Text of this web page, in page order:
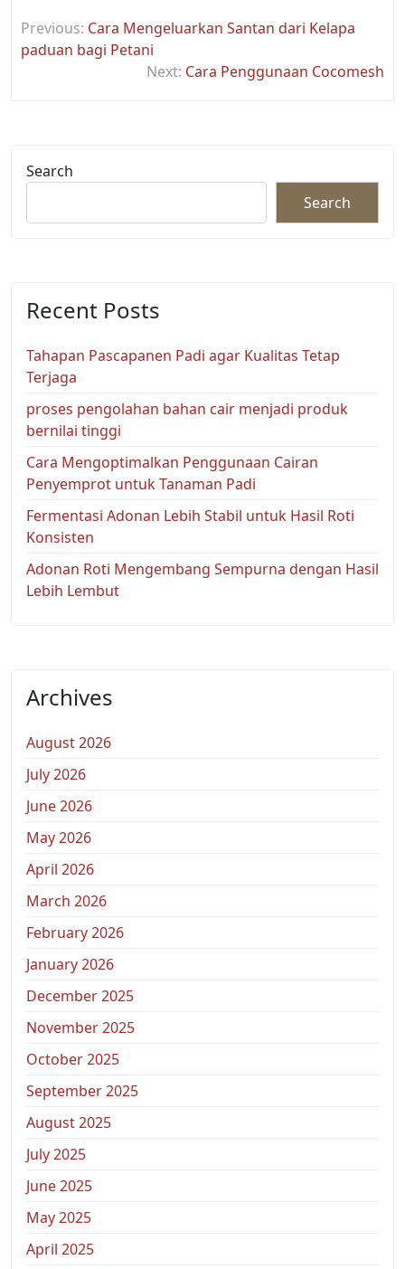
navigation
Previous: Cara Mengeluarkan Santan dari Kelapa
paduan bagi Petani
Next: Cara Penggunaan Cocomesh
Search
Search
Recent Posts
Tahapan Pascapanen Padi agar Kualitas Tetap
Terjaga
proses pengolahan bahan cair menjadi produk
bernilai tinggi
Cara Mengoptimalkan Penggunaan Cairan
Penyemprot untuk Tanaman Padi
Fermentasi Adonan Lebih Stabil untuk Hasil Roti
Konsisten
Adonan Roti Mengembang Sempurna dengan Hasil
Lebih Lembut
Archives
August 2026
July 2026
June 2026
May 2026
April 2026
March 2026
February 2026
January 2026
December 2025
November 2025
October 2025
September 2025
August 2025
July 2025
June 2025
May 2025
April 2025